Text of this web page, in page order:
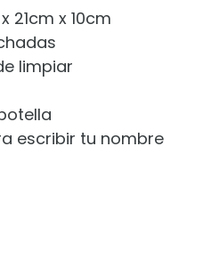
x 21cm x 10cm
limpiar
escribir tu nombre